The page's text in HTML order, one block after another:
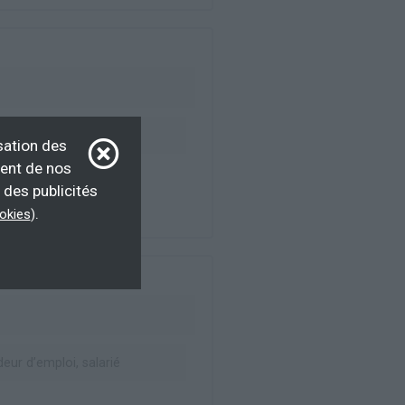
d’emploi, salarié
des
de nos
publicités
).